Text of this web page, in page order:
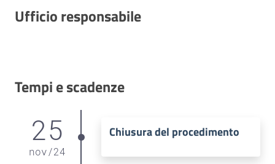
Ufficio responsabile
Tempi e scadenze
25
nov/24
Chiusura del procedimento